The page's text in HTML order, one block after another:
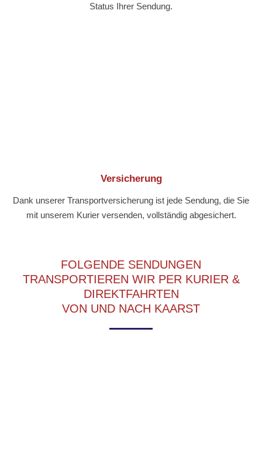
Status Ihrer Sendung.
Versicherung
Dank unserer Transportversicherung ist jede Sendung, die Sie
mit unserem Kurier versenden, vollständig abgesichert.
FOLGENDE SENDUNGEN
TRANSPORTIEREN WIR PER KURIER &
DIREKTFAHRTEN
VON UND NACH KAARST